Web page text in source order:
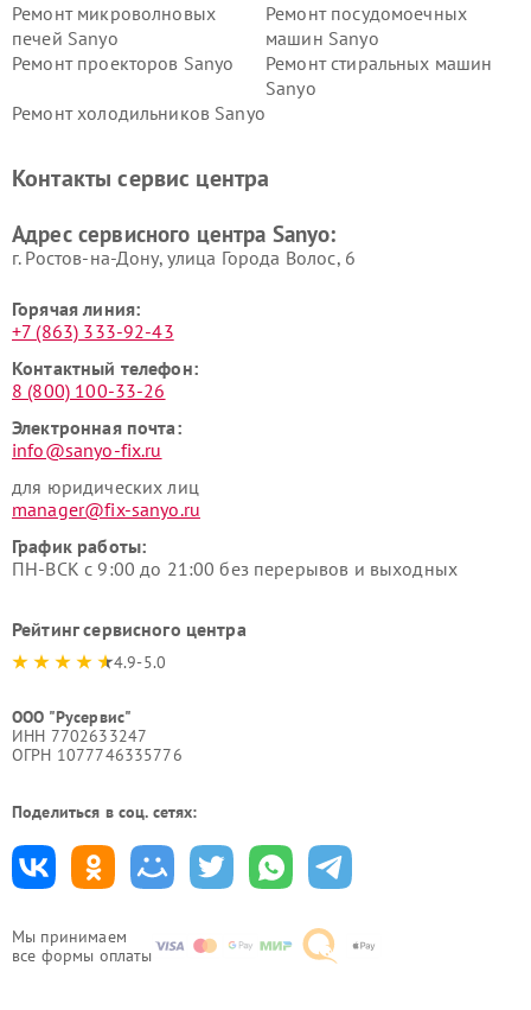
Мы принимаем
все формы оплаты
Ремонт микроволновых
печей Sanyo
Ремонт посудомоечных
машин Sanyo
Ремонт проекторов Sanyo
Ремонт стиральных машин
Sanyo
Ремонт холодильников Sanyo
Контакты сервис центра
Адрес сервисного центра Sanyo:
г. Ростов-на-Дону, улица Города Волос, 6
Горячая линия:
+7 (863) 333-92-43
Контактный телефон:
8 (800) 100-33-26
Электронная почта:
info@sanyo-fix.ru
для юридических лиц
manager@fix-sanyo.ru
График работы:
ПН-ВСК с 9:00 до 21:00 без перерывов и выходных
Рейтинг сервисного центра
4.9-5.0
ООО "Русервис"
ИНН 7702633247
ОГРН 1077746335776
Поделиться в соц. сетях: